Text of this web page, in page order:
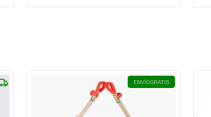
ENVÍOGRATIS